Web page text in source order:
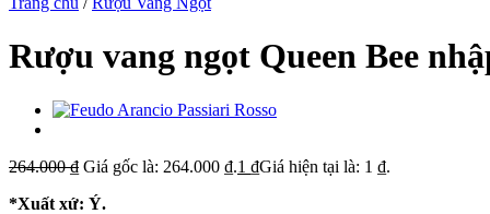
Rượu vang ngọt Queen Bee
264.000₫ Giá gốc là: 264.000 ₫.1 ₫Giá hiện tại là: 1 ₫.
*Xuất xứ: Ý.